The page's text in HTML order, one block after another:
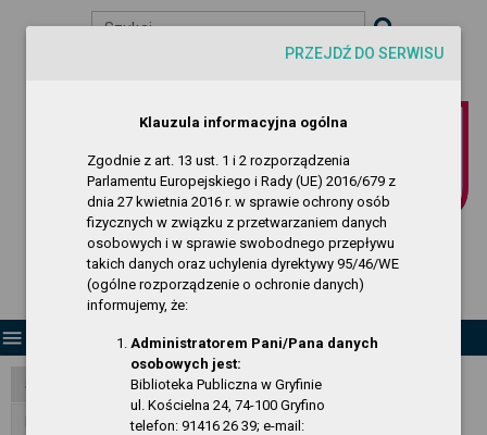
Szukaj
Biuletyn Informacji Publicznej
Biblioteka Publiczna w Gryfinie
menu
Strona Główna
RODO - klauzula informacyjna
PRZEJDŹ DO SERWISU
Klauzula informacyjna ogólna
Zgodnie z art. 13 ust. 1 i 2 rozporządzenia
Parlamentu Europejskiego i Rady (UE) 2016/679 z
dnia 27 kwietnia 2016 r. w sprawie ochrony osób
fizycznych w związku z przetwarzaniem danych
osobowych i w sprawie swobodnego przepływu
takich danych oraz uchylenia dyrektywy 95/46/WE
(ogólne rozporządzenie o ochronie danych)
informujemy, że:
Administratorem Pani/Pana danych
osobowych jest:
Biblioteka Publiczna w Gryfinie
ul. Kościelna 24, 74-100 Gryfino
telefon: 91416 26 39; e-mail: